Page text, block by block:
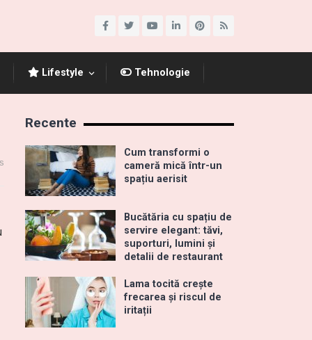
Lifestyle Tehnologie
Recente
Cum transformi o
cameră mică într-un
spațiu aerisit
Bucătăria cu spațiu de
servire elegant: tăvi,
suporturi, lumini și
detalii de restaurant
Lama tocită crește
frecarea și riscul de
iritații